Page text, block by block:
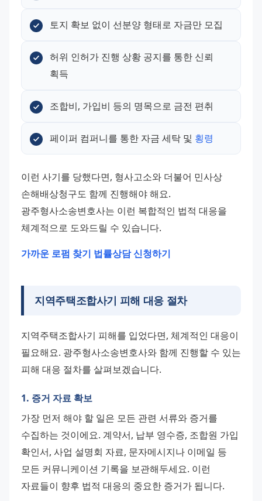
토지 확보 없이 선분양 형태로 자금만 모집
허위 인허가 진행 상황 공지를 통한 신뢰
획득
조합비, 가입비 등의 명목으로 금전 편취
페이퍼 컴퍼니를 통한 자금 세탁 및 횡령
이런 사기를 당했다면, 형사고소와 더불어 민사상
손해배상청구도 함께 진행해야 해요.
광주형사소송변호사는 이런 복합적인 법적 대응을
체계적으로 도와드릴 수 있습니다.
가까운 로펌 찾기 법률상담 신청하기
지역주택조합사기 피해 대응 절차
지역주택조합사기 피해를 입었다면, 체계적인 대응이
필요해요. 광주형사소송변호사와 함께 진행할 수 있는
피해 대응 절차를 살펴보겠습니다.
1. 증거 자료 확보
가장 먼저 해야 할 일은 모든 관련 서류와 증거를
수집하는 것이에요. 계약서, 납부 영수증, 조합원 가입
확인서, 사업 설명회 자료, 문자메시지나 이메일 등
모든 커뮤니케이션 기록을 보관해두세요. 이런
자료들이 향후 법적 대응의 중요한 증거가 됩니다.